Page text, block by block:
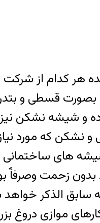
هر کدام از
بصورت قسطی و
و شیشه نشکن
که مورد
های
زحمت وصرفاٌ
الذکر خواهد